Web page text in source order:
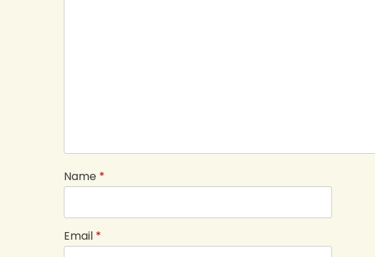
Name *
Email *